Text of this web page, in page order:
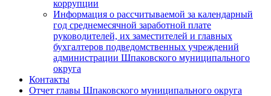
коррупции
Информация о рассчитываемой за календарный
год среднемесячной заработной плате
руководителей, их заместителей и главных
бухгалтеров подведомственных учреждений
администрации Шпаковского муниципального
округа
Контакты
Отчет главы Шпаковского муниципального округа